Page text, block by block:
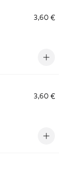
3,60 €
3,60 €